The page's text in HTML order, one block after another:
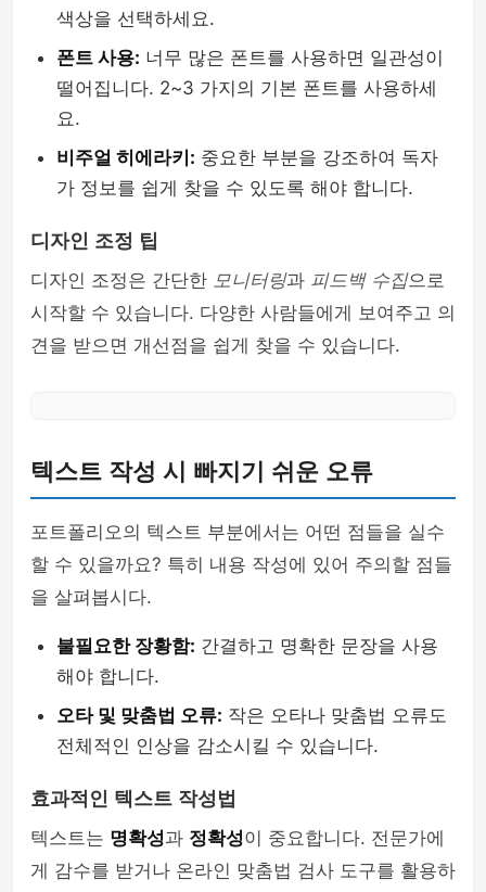
색상을 선택하세요.
폰트 사용: 너무 많은 폰트를 사용하면 일관성이
떨어집니다. 2~3 가지의 기본 폰트를 사용하세
요.
비주얼 히에라키: 중요한 부분을 강조하여 독자
가 정보를 쉽게 찾을 수 있도록 해야 합니다.
디자인 조정 팁
디자인 조정은 간단한 모니터링과 피드백 수집으로
시작할 수 있습니다. 다양한 사람들에게 보여주고 의
견을 받으면 개선점을 쉽게 찾을 수 있습니다.
텍스트 작성 시 빠지기 쉬운 오류
포트폴리오의 텍스트 부분에서는 어떤 점들을 실수
할 수 있을까요? 특히 내용 작성에 있어 주의할 점들
을 살펴봅시다.
불필요한 장황함: 간결하고 명확한 문장을 사용
해야 합니다.
오타 및 맞춤법 오류: 작은 오타나 맞춤법 오류도
전체적인 인상을 감소시킬 수 있습니다.
효과적인 텍스트 작성법
텍스트는 명확성과 정확성이 중요합니다. 전문가에
게 감수를 받거나 온라인 맞춤법 검사 도구를 활용하